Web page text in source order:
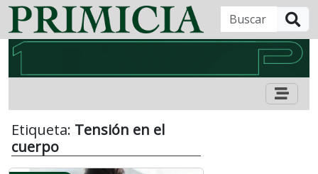
Etiqueta: Tensión en el
cuerpo